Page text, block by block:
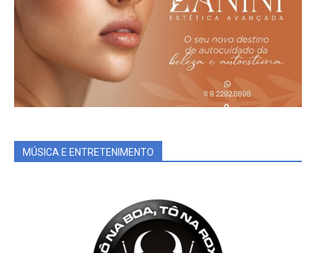
MÚSICA E ENTRETENIMENTO